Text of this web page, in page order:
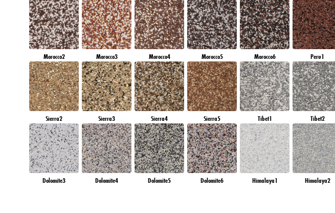
Morocco2 Morocco3 Morocco4 Morocco5 Morocco6 Peru1
Sierra2 Sierra3 Sierra4 Sierra5 Tibet1 Tibet2
Dolomite3 Dolomite4 Dolomite5 Dolomite6 Himalaya1 Himalaya2